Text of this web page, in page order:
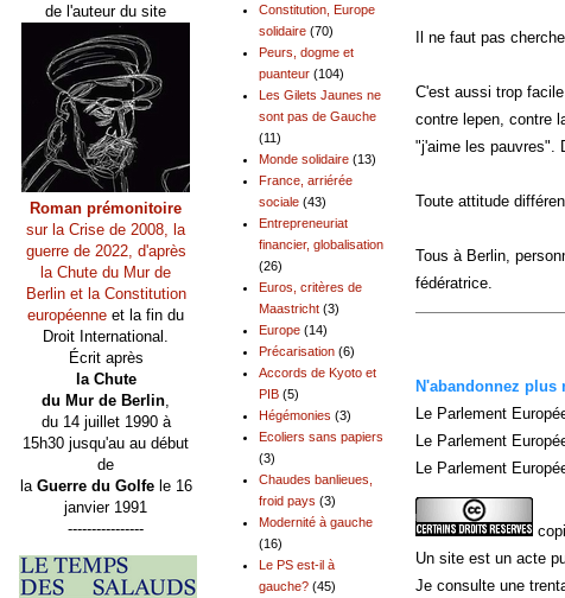
Il ne faut pas
C'est aussi trop
contre lepen, contre
"j'aime les pauvres".
Toute attitude
Tous à Berlin,
fédératrice.
N'abandonnez plus
Le Parlement
Le Parlement
Le Parlement
Un site est un acte
Je consulte une
Constitution, Europe
solidaire (70)
Peurs, dogme et
puanteur (104)
Les Gilets Jaunes ne
sont pas de Gauche
(11)
Monde solidaire (13)
France, arriérée
sociale (43)
Entrepreneuriat
financier, globalisation
(26)
Euros, critères de
Maastricht (3)
Europe (14)
Précarisation (6)
Accords de Kyoto et
PIB (5)
Hégémonies (3)
Ecoliers sans papiers
(3)
Chaudes banlieues,
froid pays (3)
Modernité à gauche
(16)
Le PS est-il à
gauche? (45)
de l'auteur du site
Roman prémonitoire
sur la Crise de 2008, la
guerre de 2022, d'après
la Chute du Mur de
Berlin et la Constitution
européenne et la fin du
Droit International.
Écrit après
la Chute
du Mur de Berlin
du 14 juillet 1990 à
15h30 jusqu'au au début
de
la Guerre du Golfele 16
janvier 1991
----------------